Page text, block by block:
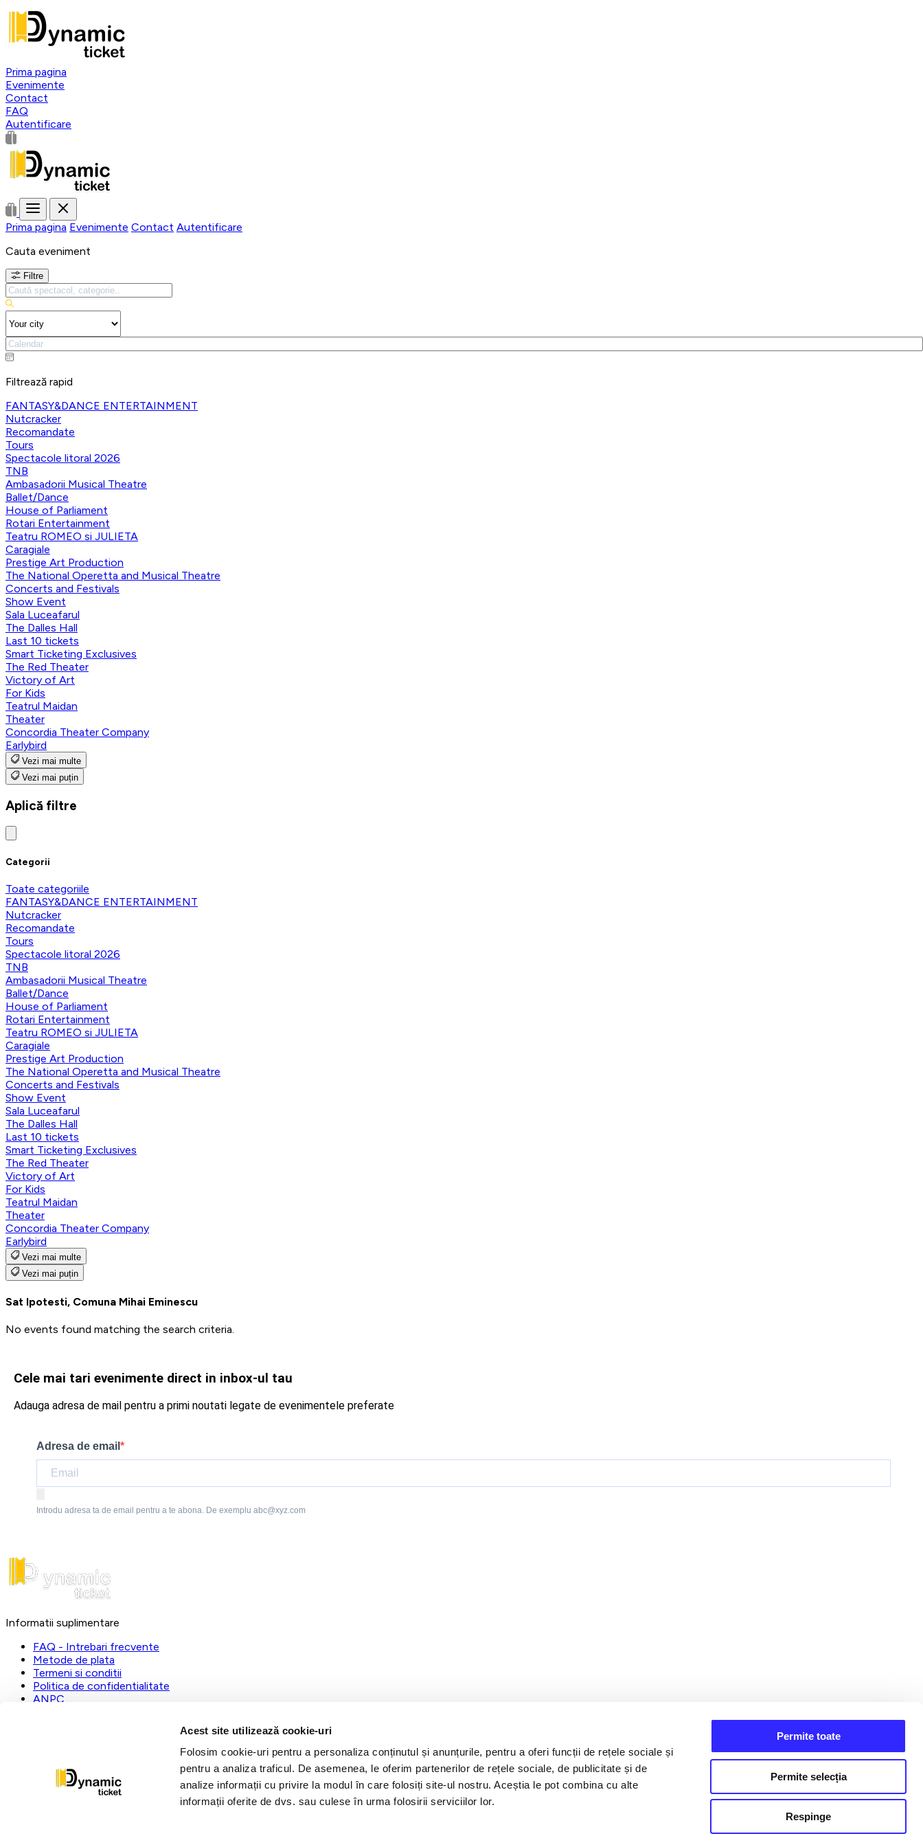
Acest site utilizează cookie-uri
Folosim cookie-uri pentru a personaliza conținutul și anunțurile, pentru a oferi funcții de rețele sociale și
pentru a analiza traficul. De asemenea, le oferim partenerilor de rețele sociale, de publicitate și de
analize informații cu privire la modul în care folosiți site-ul nostru. Aceștia le pot combina cu alte
informații oferite de dvs. sau culese în urma folosirii serviciilor lor.
Permite toate
Permite selecția
Respinge
Prima pagina
Evenimente
Contact
FAQ
Autentificare
Prima pagina Evenimente Contact Autentificare
Cauta eveniment
Filtre
Filtrează rapid
FANTASY&DANCE ENTERTAINMENT
Nutcracker
Recomandate
Tours
Spectacole litoral 2026
TNB
Ambasadorii Musical Theatre
Ballet/Dance
House of Parliament
Rotari Entertainment
Teatru ROMEO si JULIETA
Caragiale
Prestige Art Production
The National Operetta and Musical Theatre
Concerts and Festivals
Show Event
Sala Luceafarul
The Dalles Hall
Last 10 tickets
Smart Ticketing Exclusives
The Red Theater
Victory of Art
For Kids
Teatrul Maidan
Theater
Concordia Theater Company
Earlybird
Vezi mai multe
Vezi mai puțin
Aplică filtre
Categorii
Toate categoriile
FANTASY&DANCE ENTERTAINMENT
Nutcracker
Recomandate
Tours
Spectacole litoral 2026
TNB
Ambasadorii Musical Theatre
Ballet/Dance
House of Parliament
Rotari Entertainment
Teatru ROMEO si JULIETA
Caragiale
Prestige Art Production
The National Operetta and Musical Theatre
Concerts and Festivals
Show Event
Sala Luceafarul
The Dalles Hall
Last 10 tickets
Smart Ticketing Exclusives
The Red Theater
Victory of Art
For Kids
Teatrul Maidan
Theater
Concordia Theater Company
Earlybird
Vezi mai multe
Vezi mai puțin
Sat Ipotesti, Comuna Mihai Eminescu
No events found matching the search criteria.
Cele mai tari evenimente direct in inbox-ul tau
Adauga adresa de mail pentru a primi noutati legate de evenimentele preferate
Adresa de email
Introdu adresa ta de email pentru a te abona. De exemplu abc@xyz.com
Informatii suplimentare
FAQ - Intrebari frecvente
Metode de plata
Termeni si conditii
Politica de confidentialitate
ANPC
J23/1019/2023
09:00 - 17:00
dynamic@ticketstore.ro